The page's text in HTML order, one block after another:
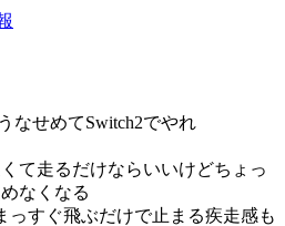
なせめてSwitch2でやれ
て走るだけならいいけどちょっ
なくなる
っすぐ飛ぶだけで止まる疾走感も